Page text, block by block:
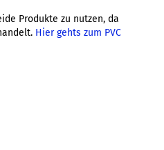
Produkte zu nutzen, da
Hier gehts zum PVC